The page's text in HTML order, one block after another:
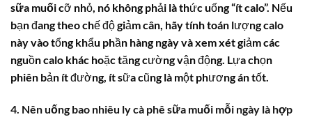
sữa muốicỡ nhỏ, nó không phải là thức uống “ít calo”. Nếu
bạn đang theo chế độ giảm cân, hãy tính toán lượng calo
này vào tổng khẩu phần hàng ngày và xem xét giảm các
nguồn calo khác hoặc tăng cường vận động. Lựa chọn
phiên bản ít đường, ít sữa cũng là một phương án tốt.
4. Nên uống bao nhiêu ly cà phê sữa muối mỗi ngày là hợp